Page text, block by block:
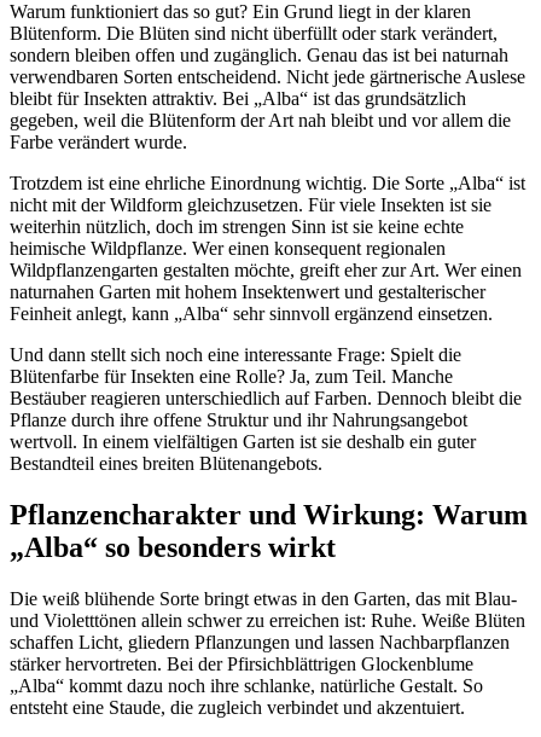
Warum funktioniert das so gut? Ein Grund liegt in der klaren
Blütenform. Die Blüten sind nicht überfüllt oder stark verändert,
sondern bleiben offen und zugänglich. Genau das ist bei naturnah
verwendbaren Sorten entscheidend. Nicht jede gärtnerische Auslese
bleibt für Insekten attraktiv. Bei „Alba“ ist das grundsätzlich
gegeben, weil die Blütenform der Art nah bleibt und vor allem die
Farbe verändert wurde.
Trotzdem ist eine ehrliche Einordnung wichtig. Die Sorte „Alba“ ist
nicht mit der Wildform gleichzusetzen. Für viele Insekten ist sie
weiterhin nützlich, doch im strengen Sinn ist sie keine echte
heimische Wildpflanze. Wer einen konsequent regionalen
Wildpflanzengarten gestalten möchte, greift eher zur Art. Wer einen
naturnahen Garten mit hohem Insektenwert und gestalterischer
Feinheit anlegt, kann „Alba“ sehr sinnvoll ergänzend einsetzen.
Und dann stellt sich noch eine interessante Frage: Spielt die
Blütenfarbe für Insekten eine Rolle? Ja, zum Teil. Manche
Bestäuber reagieren unterschiedlich auf Farben. Dennoch bleibt die
Pflanze durch ihre offene Struktur und ihr Nahrungsangebot
wertvoll. In einem vielfältigen Garten ist sie deshalb ein guter
Bestandteil eines breiten Blütenangebots.
Pflanzencharakter und Wirkung: Warum
„Alba“ so besonders wirkt
Die weiß blühende Sorte bringt etwas in den Garten, das mit Blau-
und Violetttönen allein schwer zu erreichen ist: Ruhe. Weiße Blüten
schaffen Licht, gliedern Pflanzungen und lassen Nachbarpflanzen
stärker hervortreten. Bei der Pfirsichblättrigen Glockenblume
„Alba“ kommt dazu noch ihre schlanke, natürliche Gestalt. So
entsteht eine Staude, die zugleich verbindet und akzentuiert.